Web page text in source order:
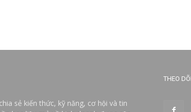
sẻ kiến thức, kỹ năng, cơ hội và tin
THEO